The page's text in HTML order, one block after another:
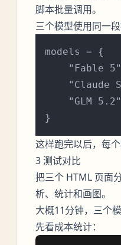
脚本批量调用。
三个模型使用同一
models = {
"Fable 5":
"Claude
"GLM
这样跑完以后，每
3 测试对比
把三个 HTML 页面
析、统计和画图。
大概11分钟，三个
先看成本统计：